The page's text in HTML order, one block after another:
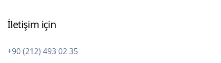
İletişim için
+90 (212) 493 02 35